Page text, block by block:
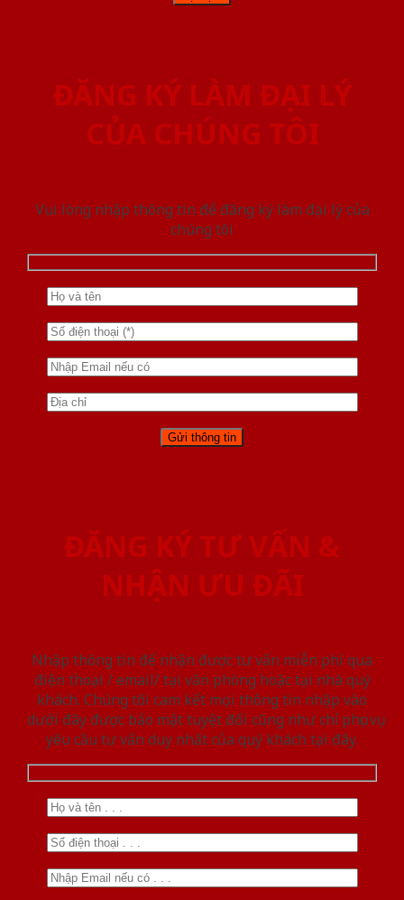
ĐĂNG KÝ LÀM ĐẠI LÝ
CỦA CHÚNG TÔI
Vui lòng nhập thông tin để đăng ký làm đại lý của
chúng tôi
ĐĂNG KÝ TƯ VẤN &
NHẬN ƯU ĐÃI
Nhập thông tin để nhận được tư vấn miễn phí qua
điện thoại / email/ tại văn phòng hoặc tại nhà quý
khách. Chúng tôi cam kết mọi thông tin nhập vào
dưới đây được bảo mật tuyệt đối cũng như chỉ phục vụ
yêu cầu tư vấn duy nhất của quý khách tại đây.